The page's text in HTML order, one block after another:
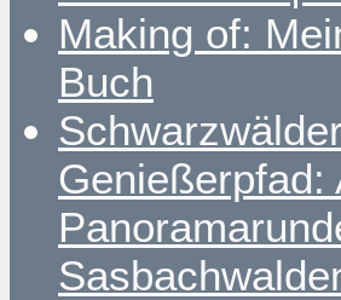
Making of:
Buch
Schwarzwälder
Genießerpfad: